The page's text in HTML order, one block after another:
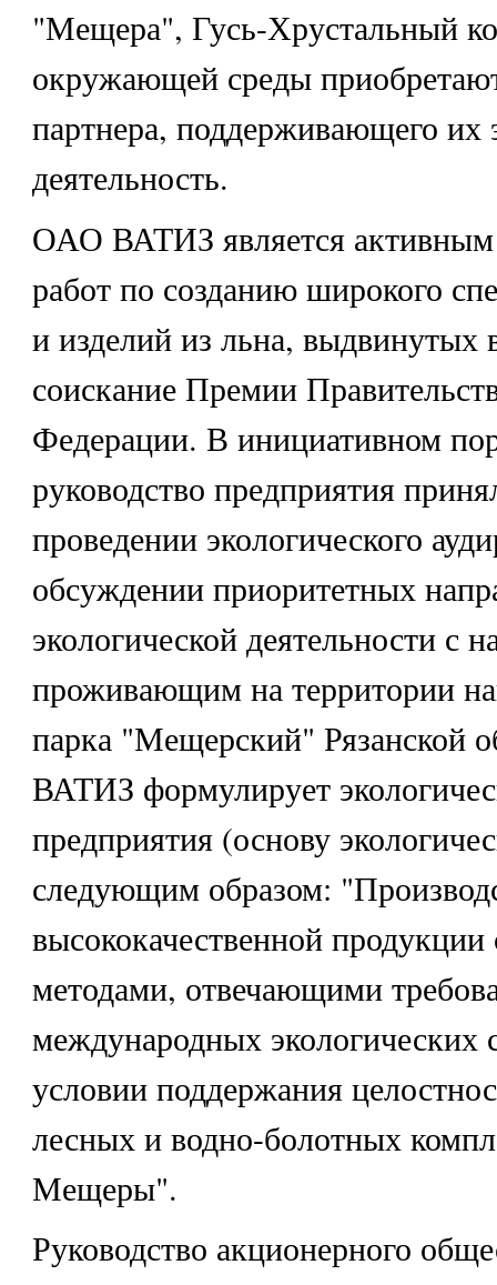
"Мещера", Гусь-Хрустальный
окружающей среды
партнера, поддерживающего их
деятельность.
ОАО ВАТИЗ является активным
работ по созданию широкого
и изделий из льна, выдвинутых
соискание Премии
Федерации. В инициативном
руководство предприятия
проведении экологического
обсуждении приоритетных
экологической деятельности с
проживающим на территории
парка "Мещерский" Рязанской
ВАТИЗ формулирует
предприятия (основу
следующим образом:
высококачественной
методами, отвечающими
международных экологических
условии поддержания
лесных и водно-болотных
Мещеры".
Руководство акционерного